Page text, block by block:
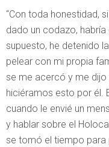
“Con toda honestidad,
dado un codazo,
supuesto, he detenido
pelear con mi propia
se me acercó y me
hiciéramos esto por él.
cuando le envié un
y hablar sobre el
se tomó el tiempo para